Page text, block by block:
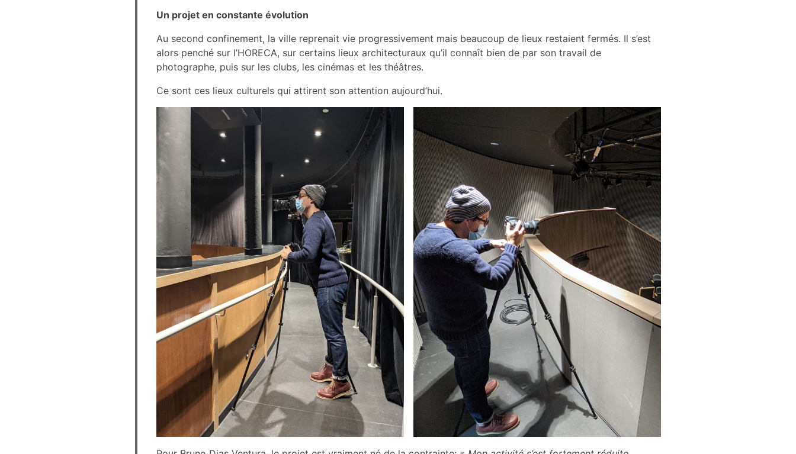
Un projet en constante évolution
Au second confinement, la ville reprenait vie progressivement mais beaucoup de lieux restaient fermés. Il s’est
alors penché sur l’HORECA, sur certains lieux architecturaux qu’il connaît bien de par son travail de
photographe, puis sur les clubs, les cinémas et les théâtres.
Ce sont ces lieux culturels qui attirent son attention aujourd’hui.